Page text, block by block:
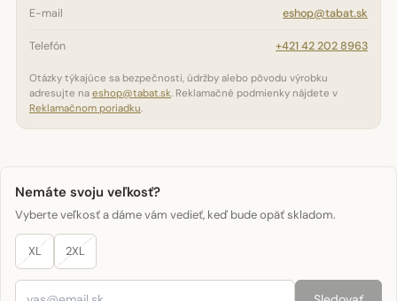
E-mail eshop@tabat.sk
Telefón +421 42 202 8963
Otázky týkajúce sa bezpečnosti, údržby alebo pôvodu výrobku
adresujte na eshop@tabat.sk. Reklamačné podmienky nájdete v
Reklamačnom poriadku.
Nemáte svoju veľkosť?
Vyberte veľkosť a dáme vám vedieť, keď bude opäť skladom.
XL 2XL